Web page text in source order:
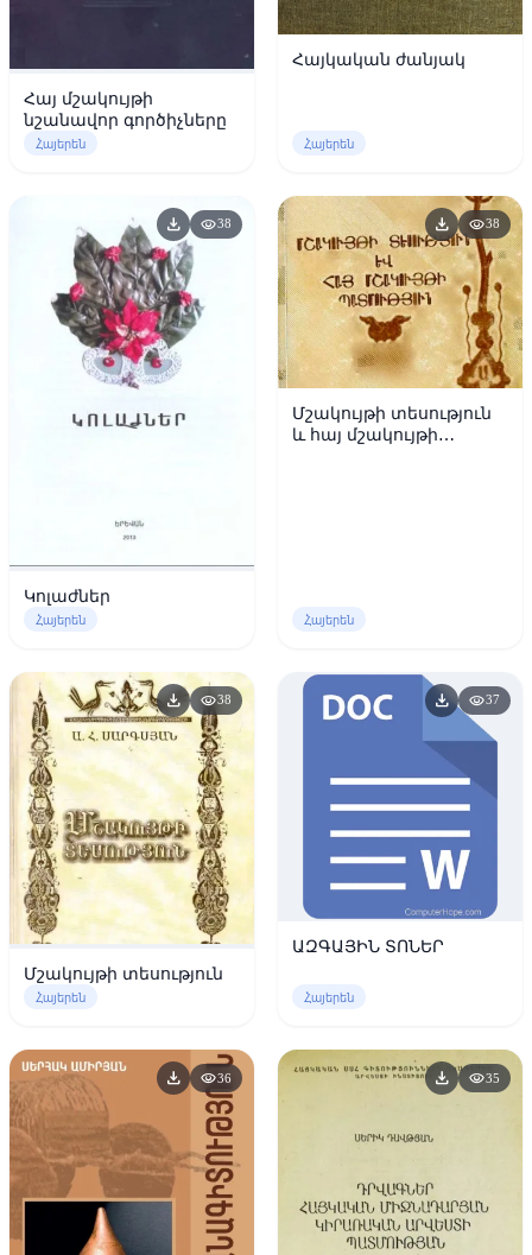
Հայ մշակույթի
նշանավոր գործիչները
Հայերեն
Հայկական ժանյակ
Հայերեն
download visibility38
Կոլաժներ
Հայերեն
download visibility38
Մշակույթի տեսություն
և հայ մշակույթի
Հայերեն
download visibility38
Մշակույթի տեսություն
Հայերեն
download visibility37
ԱԶԳԱՅԻՆ ՏՈՆԵՐ
Հայերեն
download visibility36 download visibility35